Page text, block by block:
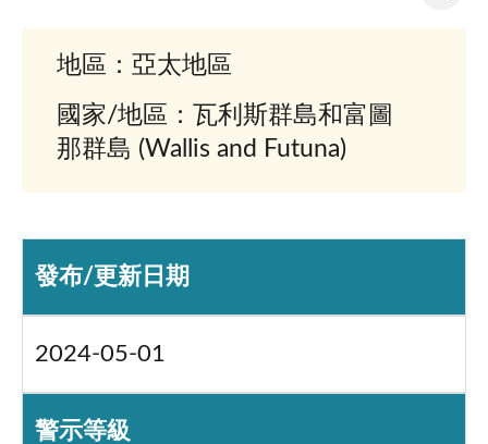
地區：亞太地區
國家/地區：瓦利斯群島和富圖
那群島 (Wallis and Futuna)
發布/更新日期
2024-05-01
警示等級